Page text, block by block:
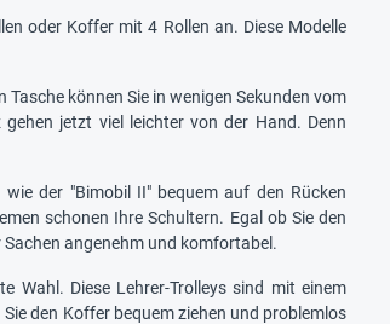
oder Koffer mit 4 Rollen an. Diese Modelle
können Sie in wenigen Sekunden vom
jetzt viel leichter von der Hand. Denn
der "Bimobil II" bequem auf den Rücken
schonen Ihre Schultern. Egal ob Sie den
angenehm und komfortabel.
Wahl. Diese Lehrer-Trolleys sind mit einem
den Koffer bequem ziehen und problemlos